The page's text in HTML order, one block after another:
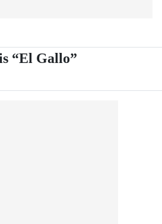
“El Gallo”- Periódico